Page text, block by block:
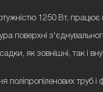
1250 Вт, працює
поверхні
як зовнішні, так і
труб і